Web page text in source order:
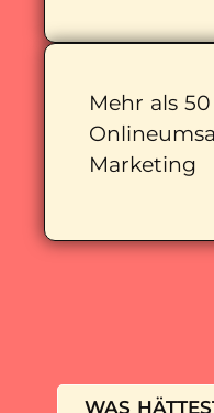
Mehr als
Marketing
WAS